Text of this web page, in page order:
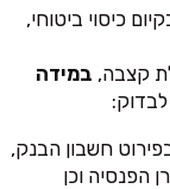
כיסוי ביטוחי,
קצבה, במידה
חשבון הבנק,
הפנסיה וכן